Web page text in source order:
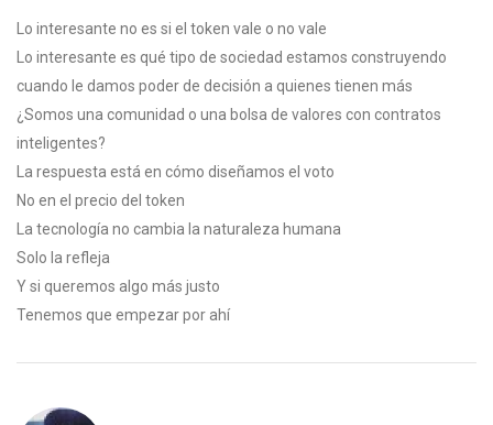
Lo interesante no es si el token vale o no vale
Lo interesante es qué tipo de sociedad estamos construyendo
cuando le damos poder de decisión a quienes tienen más
¿Somos una comunidad o una bolsa de valores con contratos
inteligentes?
La respuesta está en cómo diseñamos el voto
No en el precio del token
La tecnología no cambia la naturaleza humana
Solo la refleja
Y si queremos algo más justo
Tenemos que empezar por ahí